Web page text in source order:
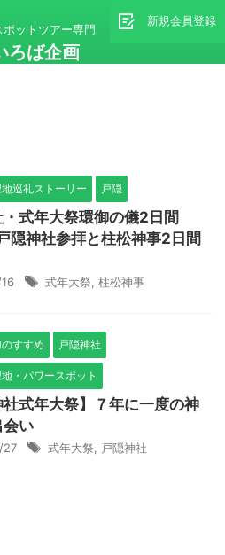
新規会員登録
ポットツアー専門
ろば企画
巡礼ストーリー 戸隠
・式年大祭環御の儀2日間
隠神社参拝と柱松神事2日間
式年大祭 柱松神事
すすめ 戸隠神社
・パワースポット
社式年大祭】７年に一度の神
会い
27 式年大祭 戸隠神社